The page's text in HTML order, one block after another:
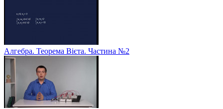
Алгебра. Теорема Вієта. Частина №2